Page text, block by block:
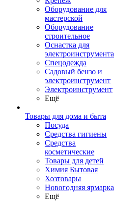
Оборудование для
мастерской
Оборудование
строительное
Оснастка для
электроинструмента
Спецодежда
Садовый бензо и
электроинструмент
Электроинструмент
Ещё
Товары для дома и быта
Посуда
Средства гигиены
Средства
косметические
Товары для детей
Химия Бытовая
Хозтовары
Новогодняя ярмарка
Ещё